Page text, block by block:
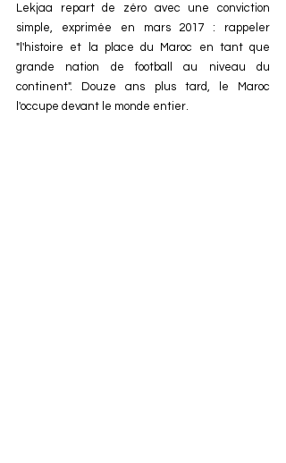
Lekjaa repart de zéro avec une conviction
simple, exprimée en mars 2017 : rappeler
"l'histoire et la place du Maroc en tant que
grande nation de football au niveau du
continent". Douze ans plus tard, le Maroc
l'occupe devant le monde entier.